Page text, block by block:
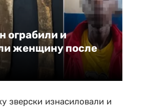
ограбили и
женщину после
зверски изнасиловали и